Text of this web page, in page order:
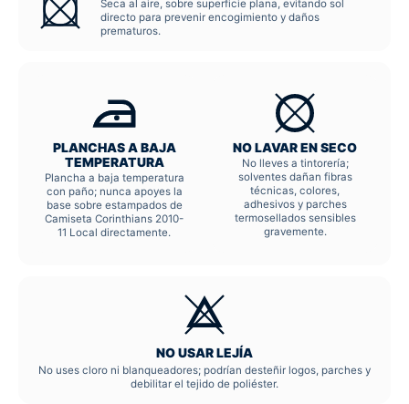
Seca al aire, sobre superficie plana, evitando sol
directo para prevenir encogimiento y daños
prematuros.
PLANCHAS A BAJA
TEMPERATURA
Plancha a baja temperatura
con paño; nunca apoyes la
base sobre estampados de
Camiseta Corinthians 2010-
11 Local directamente.
NO LAVAR EN SECO
No lleves a tintorería;
solventes dañan fibras
técnicas, colores,
adhesivos y parches
termosellados sensibles
gravemente.
NO USAR LEJÍA
No uses cloro ni blanqueadores; podrían desteñir logos, parches y
debilitar el tejido de poliéster.